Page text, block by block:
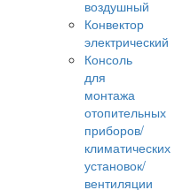
воздушный
Конвектор
электрический
Консоль
для
монтажа
отопительных
приборов/
климатических
установок/
вентиляции